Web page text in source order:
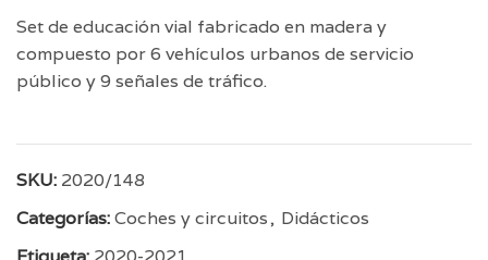
Set de educación vial fabricado en madera y
compuesto por 6 vehículos urbanos de servicio
público y 9 señales de tráfico.
SKU: 2020/148
Categorías:Coches y circuitos, Didácticos